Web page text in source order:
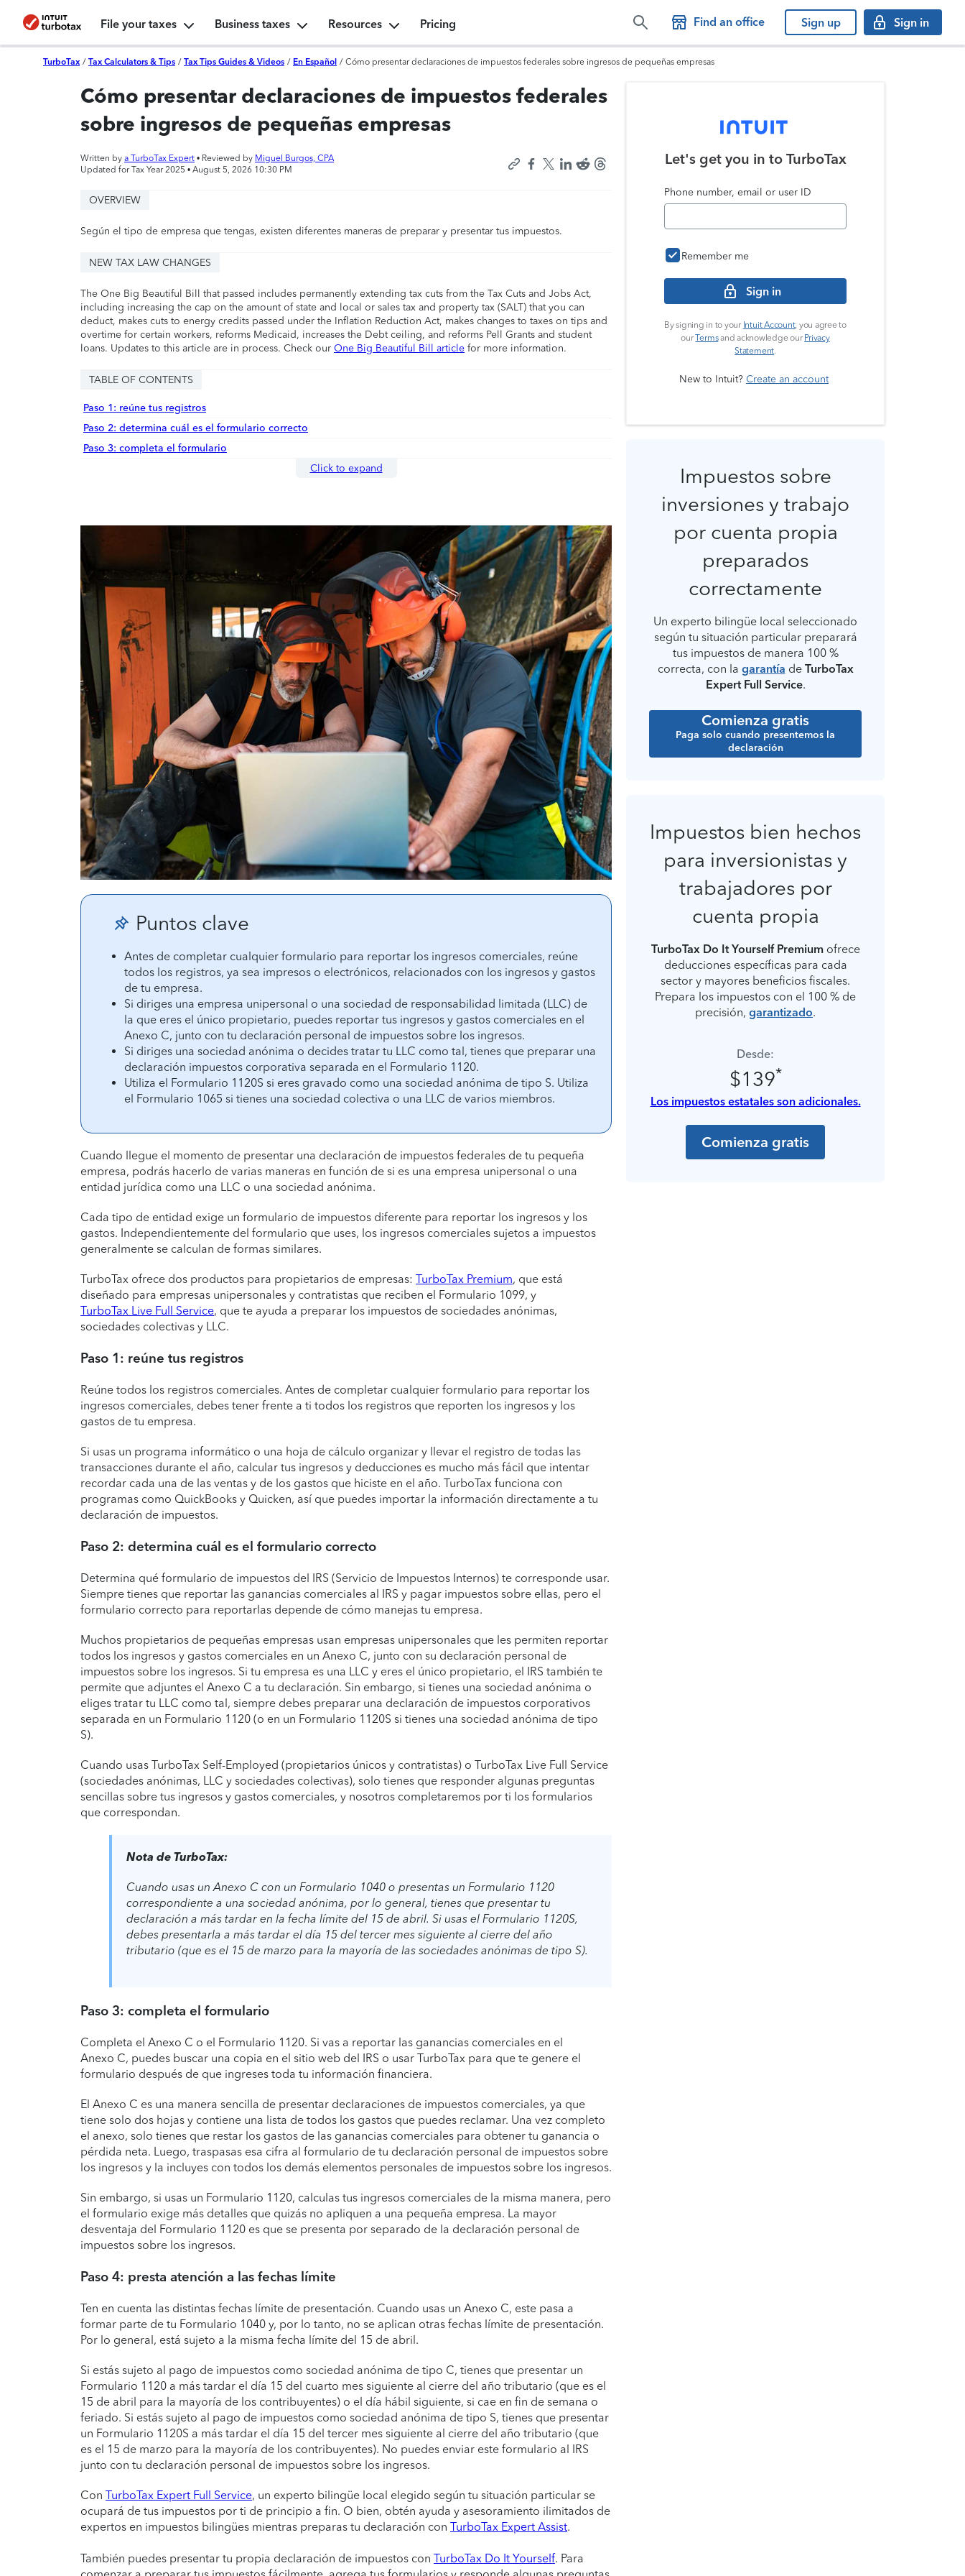
File your taxes Business taxes Resources Pricing Find an office Sign up Sign in
TurboTax / Tax Calculators & Tips / Tax Tips Guides & Videos / En Español / Cómo presentar declaraciones de impuestos federales sobre ingresos de pequeñas empresas
Cómo presentar declaraciones de impuestos federales
sobre ingresos de pequeñas empresas
Written by a TurboTax Expert • Reviewed by Miguel Burgos, CPA
Updated for Tax Year 2025 • August 5, 2026 10:30 PM
OVERVIEW
Según el tipo de empresa que tengas, existen diferentes maneras de preparar y presentar tus impuestos.
NEW TAX LAW CHANGES
The One Big Beautiful Bill that passed includes permanently extending tax cuts from the Tax Cuts and Jobs Act,
including increasing the cap on the amount of state and local or sales tax and property tax (SALT) that you can
deduct, makes cuts to energy credits passed under the Inflation Reduction Act, makes changes to taxes on tips and
overtime for certain workers, reforms Medicaid, increases the Debt ceiling, and reforms Pell Grants and student
loans. Updates to this article are in process. Check our One Big Beautiful Bill article for more information.
TABLE OF CONTENTS
Paso 1: reúne tus registros
Paso 2: determina cuál es el formulario correcto
Paso 3: completa el formulario
Click to expand
Puntos clave
Antes de completar cualquier formulario para reportar los ingresos comerciales, reúne
todos los registros, ya sea impresos o electrónicos, relacionados con los ingresos y gastos
de tu empresa.
Si diriges una empresa unipersonal o una sociedad de responsabilidad limitada (LLC) de
la que eres el único propietario, puedes reportar tus ingresos y gastos comerciales en el
Anexo C, junto con tu declaración personal de impuestos sobre los ingresos.
Si diriges una sociedad anónima o decides tratar tu LLC como tal, tienes que preparar una
declaración impuestos corporativa separada en el Formulario 1120.
Utiliza el Formulario 1120S si eres gravado como una sociedad anónima de tipo S. Utiliza
el Formulario 1065 si tienes una sociedad colectiva o una LLC de varios miembros.
Cuando llegue el momento de presentar una declaración de impuestos federales de tu pequeña
empresa, podrás hacerlo de varias maneras en función de si es una empresa unipersonal o una
entidad jurídica como una LLC o una sociedad anónima.
Cada tipo de entidad exige un formulario de impuestos diferente para reportar los ingresos y los
gastos. Independientemente del formulario que uses, los ingresos comerciales sujetos a impuestos
generalmente se calculan de formas similares.
TurboTax ofrece dos productos para propietarios de empresas: TurboTax Premium, que está
diseñado para empresas unipersonales y contratistas que reciben el Formulario 1099, y
TurboTax Live Full Service, que te ayuda a preparar los impuestos de sociedades anónimas,
sociedades colectivas y LLC.
Paso 1: reúne tus registros
Reúne todos los registros comerciales. Antes de completar cualquier formulario para reportar los
ingresos comerciales, debes tener frente a ti todos los registros que reporten los ingresos y los
gastos de tu empresa.
Si usas un programa informático o una hoja de cálculo organizar y llevar el registro de todas las
transacciones durante el año, calcular tus ingresos y deducciones es mucho más fácil que intentar
recordar cada una de las ventas y de los gastos que hiciste en el año. TurboTax funciona con
programas como QuickBooks y Quicken, así que puedes importar la información directamente a tu
declaración de impuestos.
Paso 2: determina cuál es el formulario correcto
Determina qué formulario de impuestos del IRS (Servicio de Impuestos Internos) te corresponde usar.
Siempre tienes que reportar las ganancias comerciales al IRS y pagar impuestos sobre ellas, pero el
formulario correcto para reportarlas depende de cómo manejas tu empresa.
Muchos propietarios de pequeñas empresas usan empresas unipersonales que les permiten reportar
todos los ingresos y gastos comerciales en un Anexo C, junto con su declaración personal de
impuestos sobre los ingresos. Si tu empresa es una LLC y eres el único propietario, el IRS también te
permite que adjuntes el Anexo C a tu declaración. Sin embargo, si tienes una sociedad anónima o
eliges tratar tu LLC como tal, siempre debes preparar una declaración de impuestos corporativos
separada en un Formulario 1120 (o en un Formulario 1120S si tienes una sociedad anónima de tipo
S).
Cuando usas TurboTax Self-Employed (propietarios únicos y contratistas) o TurboTax Live Full Service
(sociedades anónimas, LLC y sociedades colectivas), solo tienes que responder algunas preguntas
sencillas sobre tus ingresos y gastos comerciales, y nosotros completaremos por ti los formularios
que correspondan.
Nota de TurboTax:
Cuando usas un Anexo C con un Formulario 1040 o presentas un Formulario 1120
correspondiente a una sociedad anónima, por lo general, tienes que presentar tu
declaración a más tardar en la fecha límite del 15 de abril. Si usas el Formulario 1120S,
debes presentarla a más tardar el día 15 del tercer mes siguiente al cierre del año
tributario (que es el 15 de marzo para la mayoría de las sociedades anónimas de tipo S).
Paso 3: completa el formulario
Completa el Anexo C o el Formulario 1120. Si vas a reportar las ganancias comerciales en el
Anexo C, puedes buscar una copia en el sitio web del IRS o usar TurboTax para que te genere el
formulario después de que ingreses toda tu información financiera.
El Anexo C es una manera sencilla de presentar declaraciones de impuestos comerciales, ya que
tiene solo dos hojas y contiene una lista de todos los gastos que puedes reclamar. Una vez completo
el anexo, solo tienes que restar los gastos de las ganancias comerciales para obtener tu ganancia o
pérdida neta. Luego, traspasas esa cifra al formulario de tu declaración personal de impuestos sobre
los ingresos y la incluyes con todos los demás elementos personales de impuestos sobre los ingresos.
Sin embargo, si usas un Formulario 1120, calculas tus ingresos comerciales de la misma manera, pero
el formulario exige más detalles que quizás no apliquen a una pequeña empresa. La mayor
desventaja del Formulario 1120 es que se presenta por separado de la declaración personal de
impuestos sobre los ingresos.
Paso 4: presta atención a las fechas límite
Ten en cuenta las distintas fechas límite de presentación. Cuando usas un Anexo C, este pasa a
formar parte de tu Formulario 1040 y, por lo tanto, no se aplican otras fechas límite de presentación.
Por lo general, está sujeto a la misma fecha límite del 15 de abril.
Si estás sujeto al pago de impuestos como sociedad anónima de tipo C, tienes que presentar un
Formulario 1120 a más tardar el día 15 del cuarto mes siguiente al cierre del año tributario (que es el
15 de abril para la mayoría de los contribuyentes) o el día hábil siguiente, si cae en fin de semana o
feriado. Si estás sujeto al pago de impuestos como sociedad anónima de tipo S, tienes que presentar
un Formulario 1120S a más tardar el día 15 del tercer mes siguiente al cierre del año tributario (que
es el 15 de marzo para la mayoría de los contribuyentes). No puedes enviar este formulario al IRS
junto con tu declaración personal de impuestos sobre los ingresos.
Con TurboTax Expert Full Service, un experto bilingüe local elegido según tu situación particular se
ocupará de tus impuestos por ti de principio a fin. O bien, obtén ayuda y asesoramiento ilimitados de
expertos en impuestos bilingües mientras preparas tu declaración con TurboTax Expert Assist.
También puedes presentar tu propia declaración de impuestos con TurboTax Do It Yourself. Para
Let's get you in to TurboTax
Phone number, email or user ID
Remember me
Sign in
By signing in to your Intuit Account, you agree to
ourTermsand acknowledge our Privacy
Statement.
New to Intuit? Create an account
Impuestos sobre
inversiones y trabajo
por cuenta propia
preparados
correctamente
Un experto bilingüe local seleccionado
según tu situación particular preparará
tus impuestos de manera 100 %
correcta, con la garantía de TurboTax
Expert Full Service.
Comienza gratis
Paga solo cuando presentemos la
declaración
Impuestos bien hechos
para inversionistas y
trabajadores por
cuenta propia
TurboTax Do It Yourself Premiumofrece
deducciones específicas para cada
sector y mayores beneficios fiscales.
Prepara los impuestos con el 100 % de
precisión, garantizado.
Desde:
$139*
Los impuestos estatales son adicionales.
Comienza gratis